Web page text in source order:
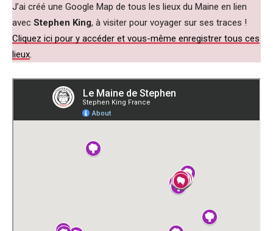
J’ai créé une Google Map de tous les lieux du Maine en lien
avec Stephen King, à visiter pour voyager sur ses traces !
Cliquez ici pour y accéder et vous-même enregistrer tous ces
lieux.